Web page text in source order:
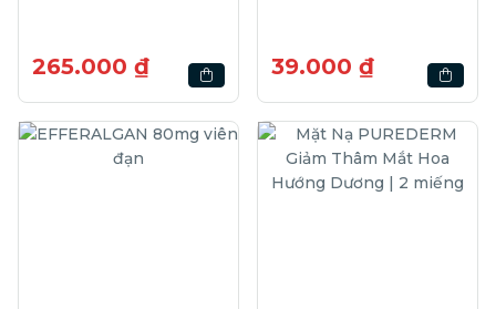
265.000 ₫ 39.000 ₫